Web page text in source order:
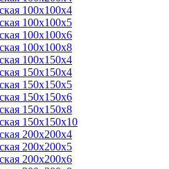
100х100х4
100х100х5
100х100х6
100х100х8
100х150х4
150х150х4
150х150х5
150х150х6
150х150х8
150х150х10
200х200х4
200х200х5
200х200x6